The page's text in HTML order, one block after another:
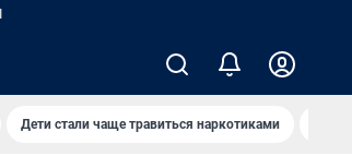
Дети стали чаще травиться наркотиками